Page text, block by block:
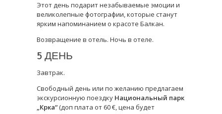
Этот день подарит незабываемые эмоции и
великолепные фотографии, которые станут
ярким напоминанием о красоте Балкан.
Возвращение в отель. Ночь в отеле.
5 ДЕНЬ
Завтрак.
Свободный день или по желанию предлагаем
экскурсионную поездку Национальный парк
„Крка“(доп плата от 60 €, цена будет